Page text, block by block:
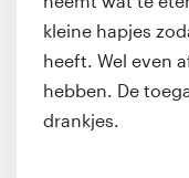
kleine hapjes
heeft. Wel even
hebben. De
drankjes.